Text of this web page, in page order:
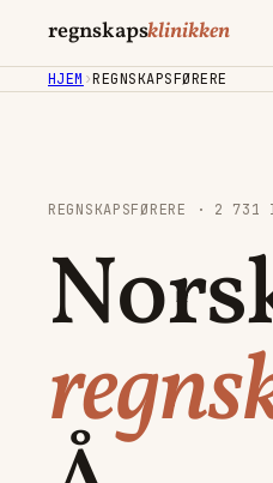
regnskapsklinikken
HJEM ›REGNSKAPSFØRERE
REGNSKAPSFØRERE · 2 731